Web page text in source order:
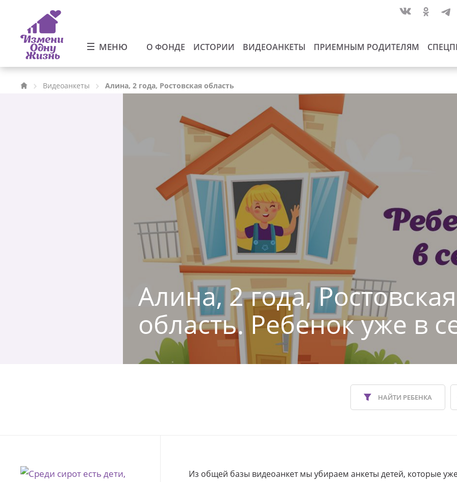
МЕНЮ О ФОНДЕ ИСТОРИИ ВИДЕОАНКЕТЫ ПРИЕМНЫМ РОДИТЕЛЯМ
Видеоанкеты Алина, 2 года, Ростовская область
Алина, 2 года, Ростовская
область. Ребенок уже в
НАЙТИ РЕБЕНКА
Из общей базы видеоанкет мы убираем анкеты детей, которые